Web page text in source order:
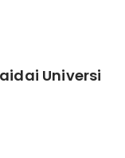
Universi